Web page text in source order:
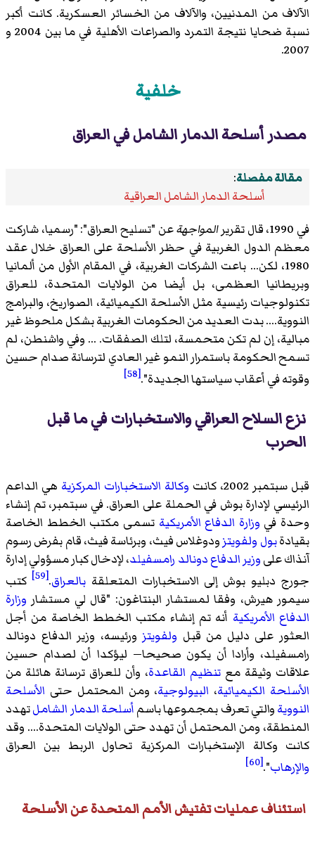
الآلاف من المدنيين، والآلاف من الخسائر العسكرية. كانت أكبر
نسبة ضحايا نتيجة التمرد والصراعات الأهلية في ما بين 2004 و
2007.
خلفية
مصدر أسلحة الدمار الشامل في العراق
مقالة مفصلة:
أسلحة الدمار الشامل العراقية
في 1990، قال تقرير
المواجهةعن "تسليح العراق": "رسميا، شاركت
معظم الدول الغربية في حظر الأسلحة على العراق خلال عقد
1980، لكن... باعت الشركات الغربية، في المقام الأول من ألمانيا
وبريطانيا العظمى، بل أيضا من الولايات المتحدة، للعراق
تكنولوجيات رئيسية مثل الأسلحة الكيميائية، الصواريخ، والبرامج
النووية.... بدت العديد من الحكومات الغربية بشكل ملحوظ غير
مبالية، إن لم تكن متحمسة، لتلك الصفقات. ... وفي واشنطن، لم
تسمح الحكومة باستمرار النمو غير العادي لترسانة صدام حسين
وقوته في أعقاب سياستها الجديدة".[58]
نزع السلاح العراقي والاستخبارات في ما قبل
الحرب
قبل سبتمبر 2002، كانت وكالة الاستخبارات المركزية هي الداعم
الرئيسي لإدارة بوش في الحملة على العراق. في سبتمبر، تم إنشاء
وحدة في وزارة الدفاع الأمريكية تسمى مكتب الخطط الخاصة
بقيادةبول ولفويتزودوغلاس فيث، وبرئاسة فيث، قام بفرض رسوم
آنذاك علىوزير الدفاعدونالد رامسفيلد، لإدخال كبار مسؤولي إدارة
جورج دبليو بوش إلى الاستخبارات المتعلقة بالعراق.
[59]
كتب
سيمور هيرش، وفقا لمستشار البنتاغون: "قال لي مستشار وزارة
الدفاع الأمريكية أنه تم إنشاء مكتب الخطط الخاصة من أجل
العثور على دليل من قبل ولفويتز ورئيسه، وزير الدفاع دونالد
رامسفيلد، وأرادا أن يكون صحيحا— ليؤكدا أن لصدام حسين
علاقات وثيقة مع تنظيم القاعدة، وأن للعراق ترسانة هائلة من
الأسلحة الكيميائية، البيولوجية، ومن المحتمل حتى الأسلحة
النوويةوالتي تعرف بمجموعها باسمأسلحة الدمار الشاملتهدد
المنطقة، ومن المحتمل أن تهدد حتى الولايات المتحدة.... وقد
كانت وكالة الإستخبارات المركزية تحاول الربط بين العراق
والإرهاب".
[60]
استئناف عمليات تفتيش الأمم المتحدة عن الأسلحة